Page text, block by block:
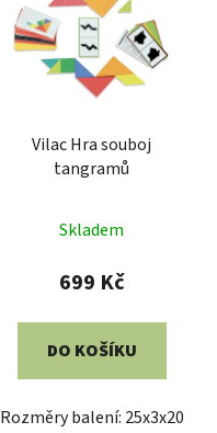
Vilac Hra souboj
tangramů
Skladem
699 Kč
DO KOŠÍKU
Rozměry balení: 25x3x20